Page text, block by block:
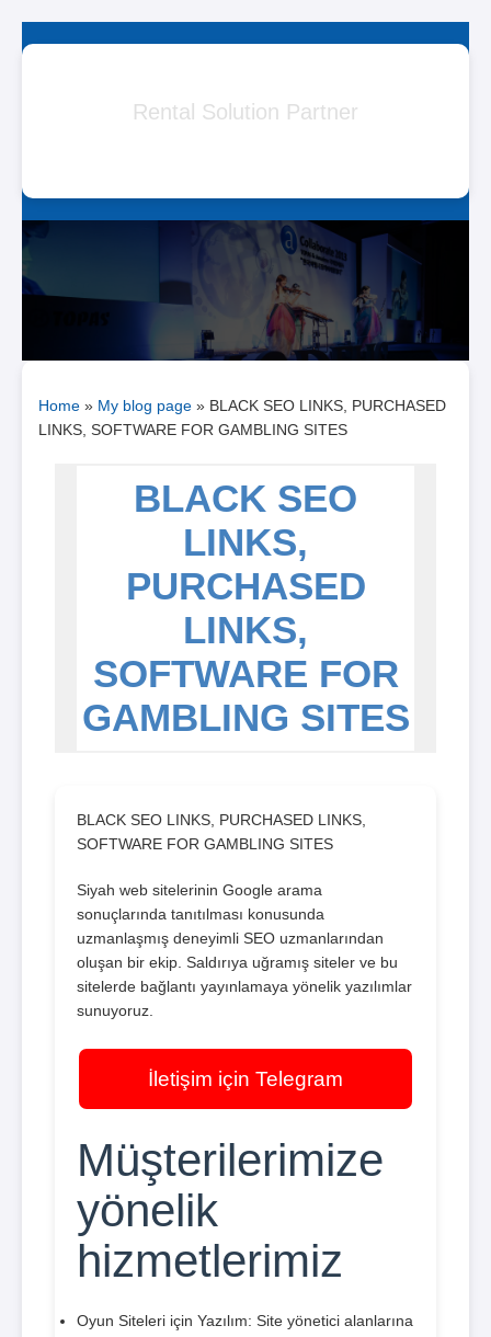
to
Rental Solution Partner
Home » My blog page » BLACK SEO LINKS, PURCHASED
LINKS, SOFTWARE FOR GAMBLING SITES
BLACK SEO
LINKS,
PURCHASED
LINKS,
SOFTWARE FOR
GAMBLING SITES
BLACK SEO LINKS, PURCHASED LINKS,
SOFTWARE FOR GAMBLING SITES
Siyah web sitelerinin Google arama
sonuçlarında tanıtılması konusunda
uzmanlaşmış deneyimli SEO uzmanlarından
oluşan bir ekip. Saldırıya uğramış siteler ve bu
sitelerde bağlantı yayınlamaya yönelik yazılımlar
sunuyoruz.
İletişim için Telegram
Müşterilerimize
yönelik
hizmetlerimiz
Oyun Siteleri için Yazılım: Site yönetici alanlarına